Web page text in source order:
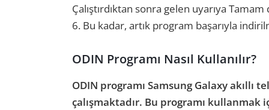
Çalıştırdıktan sonra gelen uyarıya
6. Bu kadar, artık program başarıyla
ODIN Programı Nasıl Kullanılır?
ODIN programı Samsung Galaxy akıllı
çalışmaktadır. Bu programı kullanmak